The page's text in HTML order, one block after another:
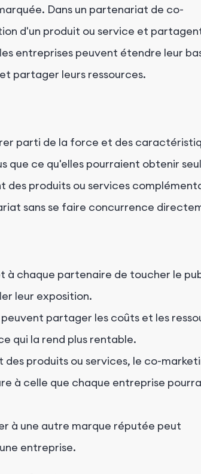
Dans un partenariat de co-
d'un produit ou service et
entreprises peuvent étendre leur
partager leurs ressources.
parti de la force et des
que ce qu'elles pourraient obtenir
des produits ou services
sans se faire concurrence
à chaque partenaire de toucher le
leur exposition.
partager les coûts et les
qui la rend plus rentable.
des produits ou services, le co-
à celle que chaque entreprise
à une autre marque réputée peut
entreprise.